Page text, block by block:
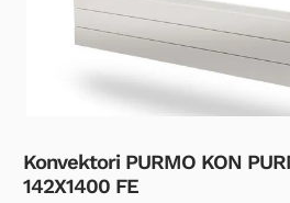
Konvektori PURMO KON
142X1400 FE